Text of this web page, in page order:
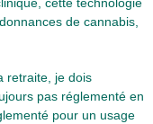
de cannabis,
retraite, je dois
pas réglementé en
pour un usage